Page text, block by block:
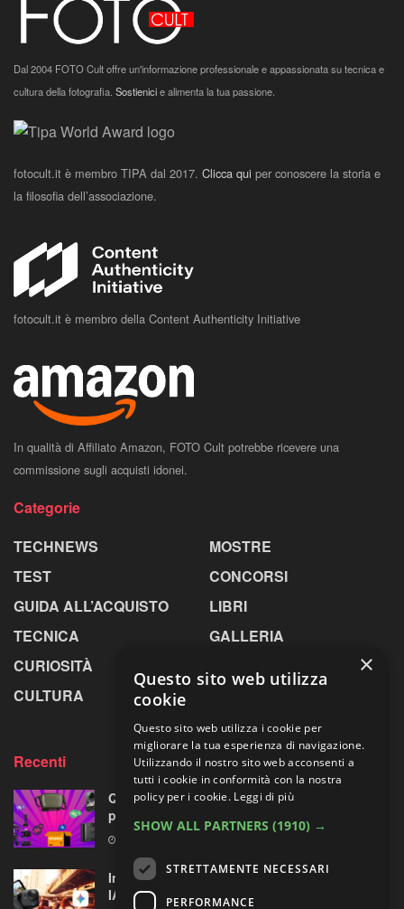
Dal 2004 FOTO Cult offre un'informazione professionale e appassionata su tecnica e
cultura della fotografia. Sostienicie alimenta la tua passione.
fotocult.it è membro TIPA dal 2017. Clicca qui per conoscere la storia e
la filosofia dell’associazione.
fotocult.it è membro della Content Authenticity Initiative
In qualità di Affiliato Amazon, FOTO Cult potrebbe ricevere una
commissione sugli acquisti idonei.
Categorie
TECHNEWS
TEST
GUIDA ALL’ACQUISTO
TECNICA
CURIOSITÀ
CULTURA
MOSTRE
CONCORSI
LIBRI
GALLERIA
Recenti
Quattro accessori fotografici in sconto:
prodotti opposti, ma uno su quattro fa per te
Insta360 GO Ultra riceve l’assistente vocale
IA con Gemini di Google
×
Questo sito web utilizza
cookie
Questo sito web utilizza i cookie per
migliorare la tua esperienza di navigazione.
Utilizzando il nostro sito web acconsenti a
tutti i cookie in conformità con la nostra
policy per i cookie. Leggi di più
SHOW ALL PARTNERS (1910) →
STRETTAMENTE NECESSARI
PERFORMANCE